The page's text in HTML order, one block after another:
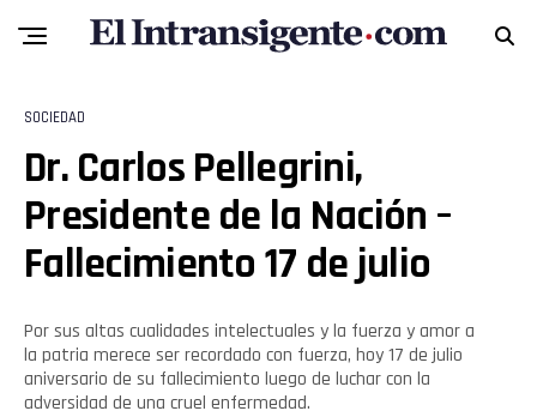
SOCIEDAD
Dr. Carlos Pellegrini,
Presidente de la Nación –
Fallecimiento 17 de julio
Por sus altas cualidades intelectuales y la fuerza y amor a
la patria merece ser recordado con fuerza, hoy 17 de julio
aniversario de su fallecimiento luego de luchar con la
adversidad de una cruel enfermedad.